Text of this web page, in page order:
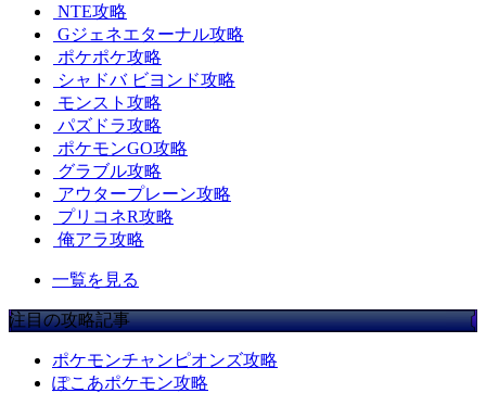
NTE攻略
Gジェネエターナル攻略
ポケポケ攻略
シャドバ ビヨンド攻略
モンスト攻略
パズドラ攻略
ポケモンGO攻略
グラブル攻略
アウタープレーン攻略
プリコネR攻略
俺アラ攻略
一覧を見る
注目の攻略記事
ポケモンチャンピオンズ攻略
ぽこあポケモン攻略